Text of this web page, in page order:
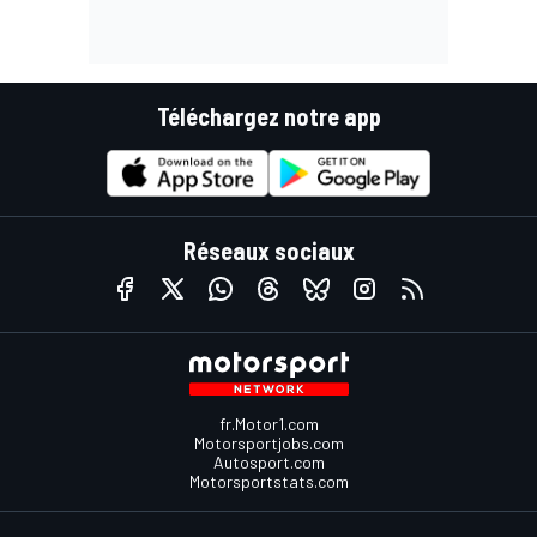
Téléchargez notre app
Réseaux sociaux
fr.Motor1.com
Motorsportjobs.com
Autosport.com
Motorsportstats.com